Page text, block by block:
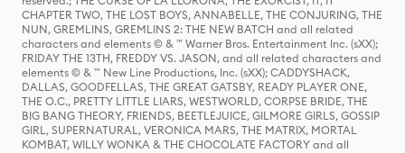
CHAPTER TWO, THE LOST BOYS, ANNABELLE, THE CONJURING, THE
NUN, GREMLINS, GREMLINS 2: THE NEW BATCH and all related
characters and elements © & ™ Warner Bros. Entertainment Inc. (sXX);
FRIDAY THE 13TH, FREDDY VS. JASON, and all related characters and
elements © & ™ New Line Productions, Inc. (sXX); CADDYSHACK,
DALLAS, GOODFELLAS, THE GREAT GATSBY, READY PLAYER ONE,
THE O.C., PRETTY LITTLE LIARS, WESTWORLD, CORPSE BRIDE, THE
BIG BANG THEORY, FRIENDS, BEETLEJUICE, GILMORE GIRLS, GOSSIP
GIRL, SUPERNATURAL, VERONICA MARS, THE MATRIX, MORTAL
KOMBAT, WILLY WONKA & THE CHOCOLATE FACTORY and all